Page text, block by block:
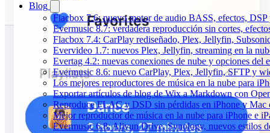
Blog
Flacbox 7.6: nuevo motor de audio BASS, efectos,
Evermusic 8.7: verdadera reproducción sin cortes,
Flacbox 7.4: CarPlay rediseñado, Plex, Jellyfin,
Evervideo 1.7: nuevos Plex, Jellyfin, streaming en la
Evertag 4.2: nuevas conexiones de nube y opciones del
Evermusic 8.6: nuevo CarPlay, Plex, Jellyfin, SFTP y
Los mejores reproductores de música en la nube para
Exportar artículos de blog de Wix a Markdown con
Reproduce FLAC y DSD sin pérdidas en iPhone y Mac
Mejor reproductor de música en la nube para iPhone e
Evermusic 6.8: Aliyun Drive, Synology, nuevos estilos